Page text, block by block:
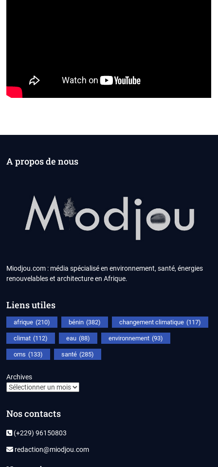
A propos de nous
Miodjou.com : média spécialisé en environnement, santé, énergies
renouvelables et architecture en Afrique.
Liens utiles
afrique (210) bénin (382) changement climatique (117)
climat (112) eau (88) environnement (93)
oms (133) santé (285)
Archives
Nos contacts
(+229) 96150803
redaction@miodjou.com